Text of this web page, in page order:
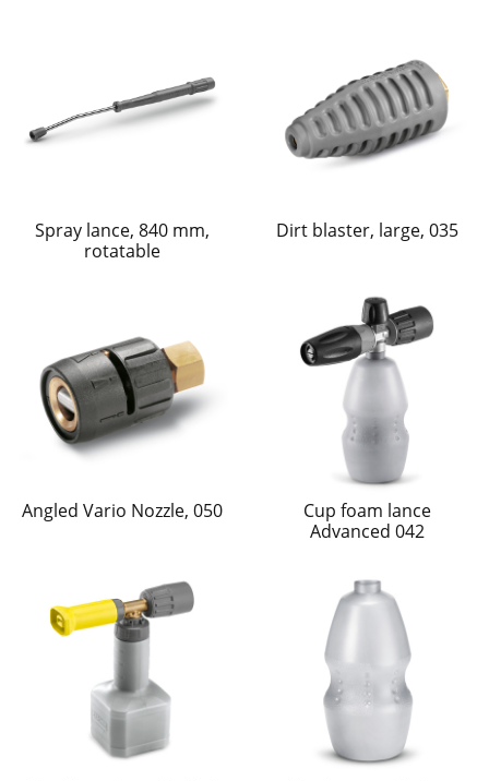
Spray lance, 840 mm,
rotatable
Dirt blaster, large, 035
Angled Vario Nozzle, 050
Cup foam lance
Advanced 042